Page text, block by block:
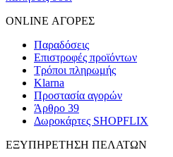
ONLINE ΑΓΟΡΕΣ
Παραδόσεις
Επιστροφές προϊόντων
Τρόποι πληρωμής
Klarna
Προστασία αγορών
Άρθρο 39
Δωροκάρτες SHOPFLIX
ΕΞΥΠΗΡΕΤΗΣΗ ΠΕΛΑΤΩΝ